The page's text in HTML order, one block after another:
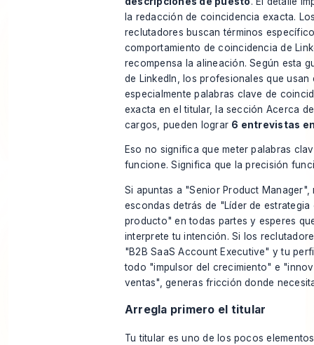
la redacción de coincidencia exacta.
reclutadores buscan términos
comportamiento de coincidencia de
recompensa la alineación. Según esta
de LinkedIn
, los profesionales que usan
especialmente palabras clave de
exacta en el titular, la sección Acerca
cargos, pueden lograr 6 entrevistas
Eso no significa que meter palabras
funcione. Significa que la precisión
Si apuntas a "Senior Product Manager",
escondas detrás de "Líder de estrategia
producto" en todas partes y esperes
interprete tu intención. Si los
"B2B SaaS Account Executive" y tu
todo "impulsor del crecimiento" e
ventas", generas fricción donde
Arregla primero el titular
Tu titular es uno de los pocos